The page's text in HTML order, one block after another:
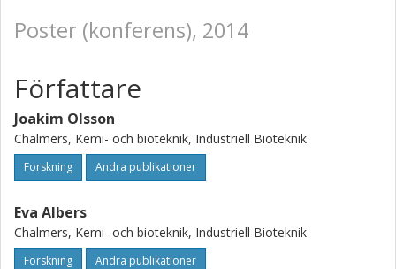
Poster (konferens), 2014
Författare
Joakim Olsson
Chalmers, Kemi- och bioteknik, Industriell Bioteknik
Forskning Andra publikationer
Eva Albers
Chalmers, Kemi- och bioteknik, Industriell Bioteknik
Forskning Andra publikationer